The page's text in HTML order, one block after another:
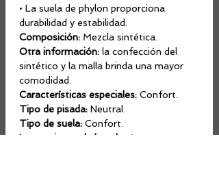
• La suela de phylon proporciona
durabilidad y estabilidad.
Composición: Mezcla sintética.
Otra información: la confección del
sintético y la malla brinda una mayor
comodidad.
Características especiales: Confort.
Tipo de pisada: Neutral.
Tipo de suela: Confort.
Instrucciones de lavado:
A mano con